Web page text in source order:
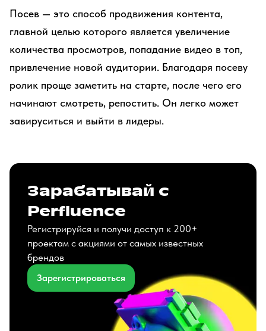
Посев — это способ продвижения контента,
главной целью которого является увеличение
количества просмотров, попадание видео в топ,
привлечение новой аудитории. Благодаря посеву
ролик проще заметить на старте, после чего его
начинают смотреть, репостить. Он легко может
завируситься и выйти в лидеры.
Зарабатывай с
Perfluence
Регистрируйся и получи доступ к 200+
проектам с акциями от самых известных
брендов
Зарегистрироваться